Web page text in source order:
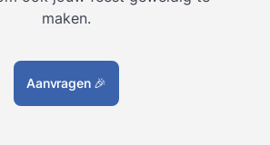
maken.
Aanvragen 🎉